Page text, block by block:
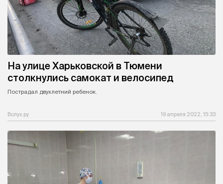
На улице Харьковской в Тюмени
столкнулись самокат и велосипед
Пострадал двухлетний ребенок.
Вслух.ру 19 апреля 2022, 15:33